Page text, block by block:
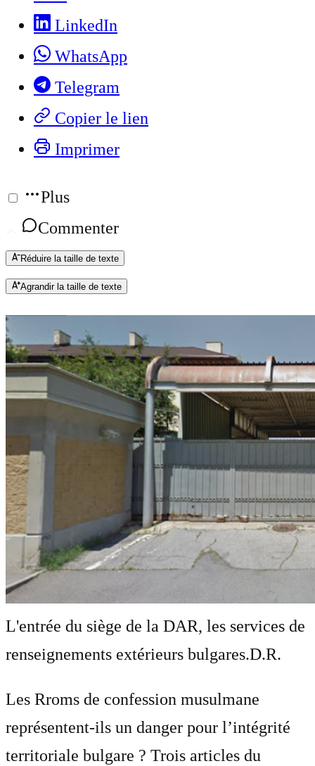
LinkedIn
WhatsApp
Telegram
Copier le lien
Imprimer
Plus
Commenter
Réduire la taille de texte
Agrandir la taille de texte
L'entrée du siège de la DAR, les services de
renseignements extérieurs bulgares.D.R.
Les Rroms de confession musulmane
représentent-ils un danger pour l’intégrité
territoriale bulgare ? Trois articles du